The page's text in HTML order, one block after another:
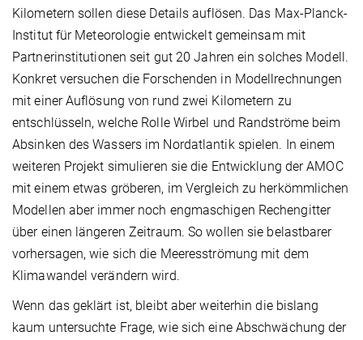
Kilometern sollen diese Details auflösen. Das Max-Planck-
Institut für Meteoro­logie entwickelt gemeinsam mit
Partnerinstitutionen seit gut 20 Jahren ein solches Modell.
Konkret versuchen die Forschenden in Modellrechnungen
mit einer Auflösung von rund zwei Kilometern zu
entschlüsseln, welche Rolle Wirbel und Randströme beim
Absinken des Wassers im Nordatlantik spielen. In einem
weiteren Projekt simulieren sie die Entwicklung der AMOC
mit einem etwas gröberen, im Vergleich zu herkömmlichen
Modellen aber immer noch engmaschigen Rechengitter
über einen längeren Zeitraum. So wollen sie belastbarer
vorhersagen, wie sich die Meeresströmung mit dem
Klimawandel verändern wird.
Wenn das geklärt ist, bleibt aber weiterhin die bislang
kaum untersuchte Frage, wie sich eine Abschwächung der